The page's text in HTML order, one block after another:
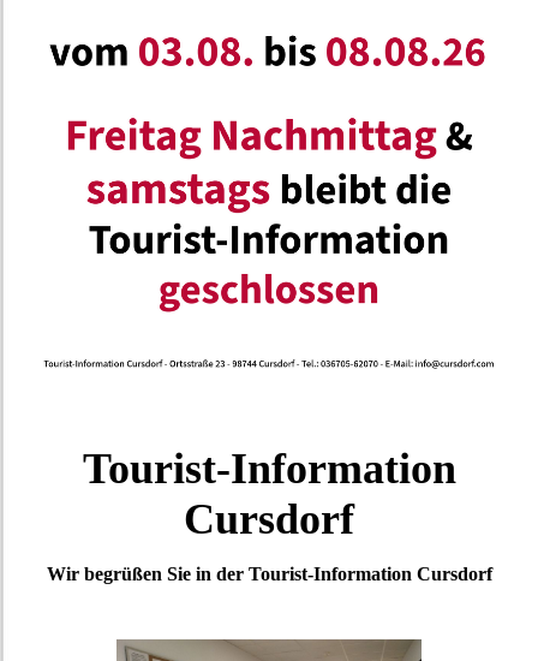
Tourist-Information
Cursdorf
Wir begrüßen Sie in der Tourist-Information Cursdorf